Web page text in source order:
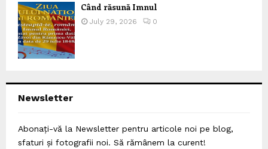
Când răsună Imnul
July 29, 2026 0
Newsletter
Abonați-vă la Newsletter pentru articole noi pe blog,
sfaturi și fotografii noi. Să rămânem la curent!